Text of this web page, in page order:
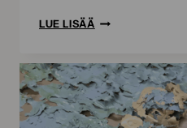
LUE LISÄÄ TALVIKAUDEN
ULKOPINTOIHIN
–
ALOITA
KEVÄTPUUHAT